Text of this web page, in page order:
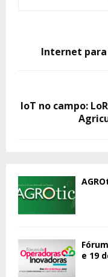
Internet para
IoT no campo:
e 19